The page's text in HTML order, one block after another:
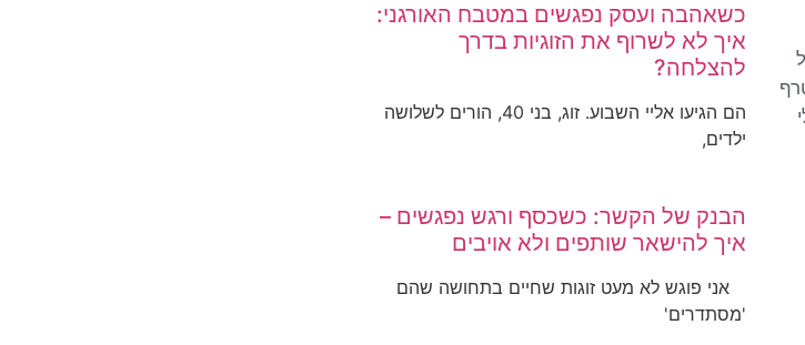
כשאהבה ועסק נפגשים במטבח האורגני:
איך לא לשרוף את הזוגיות בדרך
להצלחה?
הם הגיעו אליי השבוע. זוג, בני 40, הורים לשלושה
ילדים,
הבנק של הקשר: כשכסף ורגש נפגשים –
איך להישאר שותפים ולא אויבים
אני פוגש לא מעט זוגות שחיים בתחושה שהם
'מסתדרים'